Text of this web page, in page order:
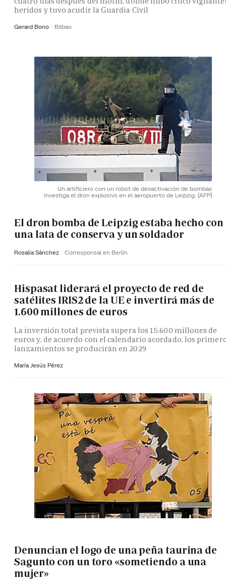
heridos y tuvo acudir la Guardia Civil
Gerard Bono Bilbao
Un artificiero con un robot de desactivación de bombas
investiga el dron explosivo en el aeropuerto de Leipzig. (AFP)
El dron bomba de Leipzig estaba hecho con
una lata de conserva y un soldador
Rosalía Sánchez Corresponsal en Berlín
Hispasat liderará el proyecto de red de
satélites IRIS2 de la UE e invertirá más de
1.600 millones de euros
La inversión total prevista supera los 15.600 millones de
euros y, de acuerdo con el calendario acordado, los
lanzamientos se producirán en 2029
María Jesús Pérez
Denuncian el logo de una peña taurina de
Sagunto con un toro «sometiendo a una
mujer»